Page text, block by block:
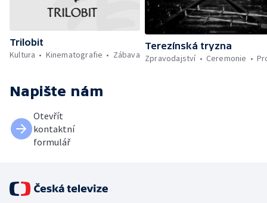
Trilobit
Kultura
Kinematografie Zábava
Terezínská tryzna
Zpravodajství
Ceremonie
Napište nám
Otevřít
kontaktní
formulář